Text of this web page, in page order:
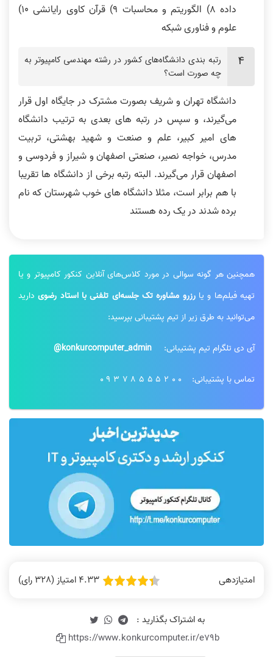
داده 8) الگوریتم و محاسبات 9) قرآن کاوی رایانشی 10)
علوم و فناوری شبکه
رتبه بندی دانشگاه‌های کشور در رشته مهندسی کامپیوتر به
چه صورت است؟
دانشگاه تهران و شریف بصورت مشترک در جایگاه اول قرار
می‌گیرند، و سپس در رتبه های بعدی به ترتیب دانشگاه
های امیر کبیر، علم و صنعت و شهید بهشتی، تربیت
مدرس، خواجه نصیر، صنعتی اصفهان و شیراز و فردوسی و
اصفهان قرار می‌گیرند. البته رتبه برخی از دانشگاه ها تقریبا
با هم برابر است، مثلا دانشگاه های خوب شهرستان که نام
برده شدند در یک رده هستند
همچنین هر گونه سوالی در مورد کلاس‌های آنلاین کنکور کامپیوتر و یا
تهیه فیلم‌ها و یارزرو مشاوره تک جلسه‌ای تلفنی با استاد رضویدارید
می‌توانید به طرق زیر از تیم پشتیبانی بپرسید:
آی دی تلگرام تیم پشتیبانی: konkurcomputer_admin@
تماس با پشتیبانی: 09378555200
امتیازدهی 4.33 امتیاز (328 رای)
https://www.konkurcomputer.ir/e79b